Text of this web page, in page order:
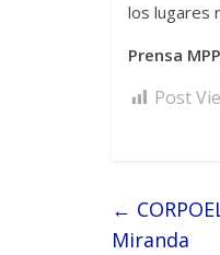
los lugares
Prensa
Post
←
Miranda